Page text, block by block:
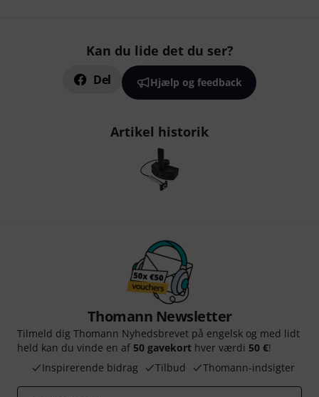
Kan du lide det du ser?
Del Hjælp og feedback
Artikel historik
Thomann Newsletter
Tilmeld dig Thomann Nyhedsbrevet på engelsk og med lidt
held kan du vinde en af 50 gavekort hver værdi 50 €!
Inspirerende bidrag
Tilbud Thomann-indsigter